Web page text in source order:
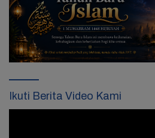
Ikuti Berita Video Kami